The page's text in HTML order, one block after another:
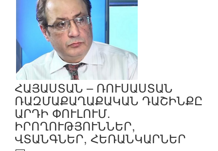
ՀԱՅԱՍՏԱՆ – ՌՈՒՍԱՍՏԱՆ
ՌԱԶՄԱՔԱՂԱՔԱԿԱՆ ԴԱՇԻՆՔԸ
ԱՐԴԻ ՓՈՒԼՈՒՄ.
ԻՐՈՂՈՒԹՅՈՒՆՆԵՐ,
ՎՏԱՆԳՆԵՐ, ՀԵՌԱՆԿԱՐՆԵՐ